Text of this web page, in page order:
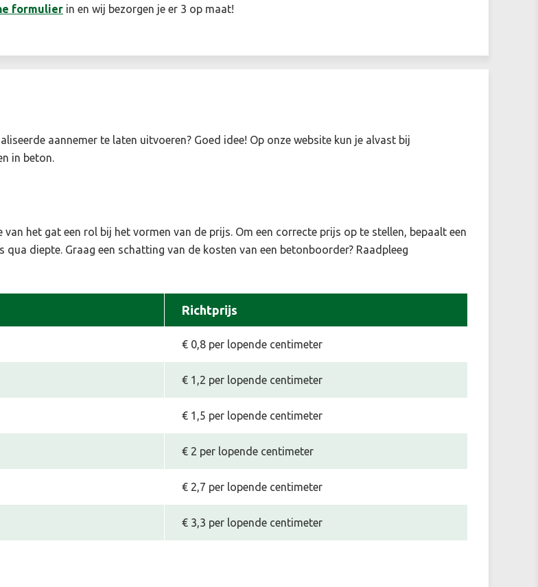
formulier in en wij bezorgen je er 3 op maat!
aannemer te laten uitvoeren? Goed idee! Op onze website kun je alvast bij
in beton.
het gat een rol bij het vormen van de prijs. Om een correcte prijs op te stellen, bepaalt een
diepte. Graag een schatting van de kosten van een betonboorder? Raadpleeg
Richtprijs
€ 0,8 per lopende centimeter
€ 1,2 per lopende centimeter
€ 1,5 per lopende centimeter
€ 2 per lopende centimeter
€ 2,7 per lopende centimeter
€ 3,3 per lopende centimeter